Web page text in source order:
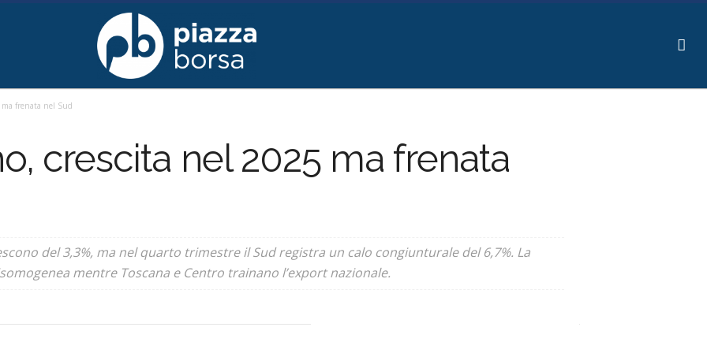
frenata nel Sud
crescita nel 2025 ma frenata
del 3,3%, ma nel quarto trimestre il Sud registra un calo congiunturale del 6,7%. La
mentre Toscana e Centro trainano l’export nazionale.